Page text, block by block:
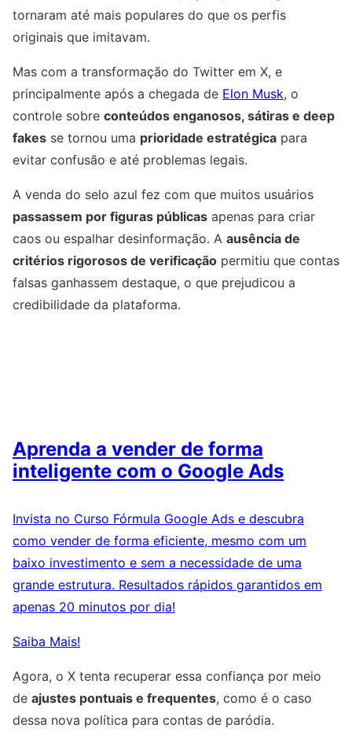
tornaram até mais populares do que os perfis
originais que imitavam.
Mas com a transformação do Twitter em X, e
principalmente após a chegada de Elon Musk, o
controle sobre conteúdos enganosos, sátiras e deep
fakes se tornou uma prioridade estratégica para
evitar confusão e até problemas legais.
A venda do selo azul fez com que muitos usuários
passassem por figuras públicas apenas para criar
caos ou espalhar desinformação. A ausência de
critérios rigorosos de verificação permitiu que contas
falsas ganhassem destaque, o que prejudicou a
credibilidade da plataforma.
Aprenda a vender de forma
inteligente com o Google Ads
Invista no Curso Fórmula Google Ads e descubra
como vender de forma eficiente, mesmo com um
baixo investimento e sem a necessidade de uma
grande estrutura. Resultados rápidos garantidos em
apenas 20 minutos por dia!
Saiba Mais!
Agora, o X tenta recuperar essa confiança por meio
de ajustes pontuais e frequentes, como é o caso
dessa nova política para contas de paródia.